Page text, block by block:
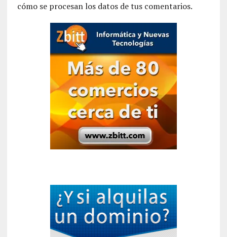
cómo se procesan los datos de tus comentarios.